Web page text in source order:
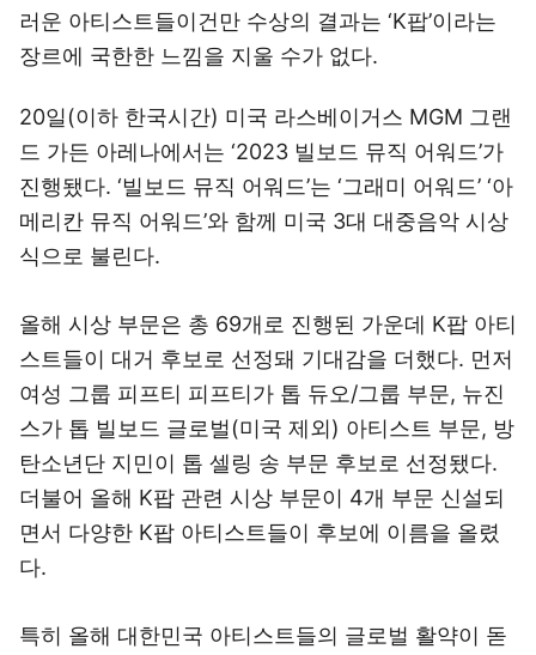
러운 아티스트들이건만 수상의 결과는 ‘K팝’이라는
장르에 국한한 느낌을 지울 수가 없다.
20일(이하 한국시간) 미국 라스베이거스 MGM 그랜
드 가든 아레나에서는 ‘2023 빌보드 뮤직 어워드’가
진행됐다. ‘빌보드 뮤직 어워드’는 ‘그래미 어워드’ ‘아
메리칸 뮤직 어워드’와 함께 미국 3대 대중음악 시상
식으로 불린다.
올해 시상 부문은 총 69개로 진행된 가운데 K팝 아티
스트들이 대거 후보로 선정돼 기대감을 더했다. 먼저
여성 그룹 피프티 피프티가 톱 듀오/그룹 부문, 뉴진
스가 톱 빌보드 글로벌(미국 제외) 아티스트 부문, 방
탄소년단 지민이 톱 셀링 송 부문 후보로 선정됐다.
더불어 올해 K팝 관련 시상 부문이 4개 부문 신설되
면서 다양한 K팝 아티스트들이 후보에 이름을 올렸
다.
특히 올해 대한민국 아티스트들의 글로벌 활약이 돋